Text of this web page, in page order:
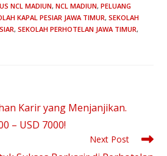
NCL MADIUN, NCL MADIUN, PELUANG
KAPAL PESIAR JAWA TIMUR, SEKOLAH
, SEKOLAH PERHOTELAN JAWA TIMUR,
Karir yang Menjanjikan.
– USD 7000!
Next Post